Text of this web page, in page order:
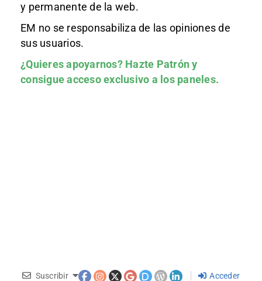
y permanente de la web.
EM no se responsabiliza de las opiniones de
sus usuarios.
¿Quieres apoyarnos? Hazte Patróny
consigue acceso exclusivo a los paneles.
Suscribir Acceder